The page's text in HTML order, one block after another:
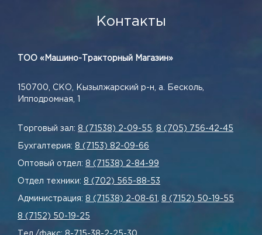
Контакты
ТОО «Машино-Тракторный Магазин»
150700, СКО, Кызылжарский р-н, а. Бесколь,
Ипподромная, 1
Торговый зал: 8 (71538) 2-09-55 8 (705) 756-42-45
Бухгалтерия: 8 (7153) 82-09-66
Оптовый отдел: 8 (71538) 2-84-99
Отдел техники: 8 (702) 565-88-53
Администрация: 8 (71538) 2-08-61 8 (7152) 50-19-55
8 (7152) 50-19-25